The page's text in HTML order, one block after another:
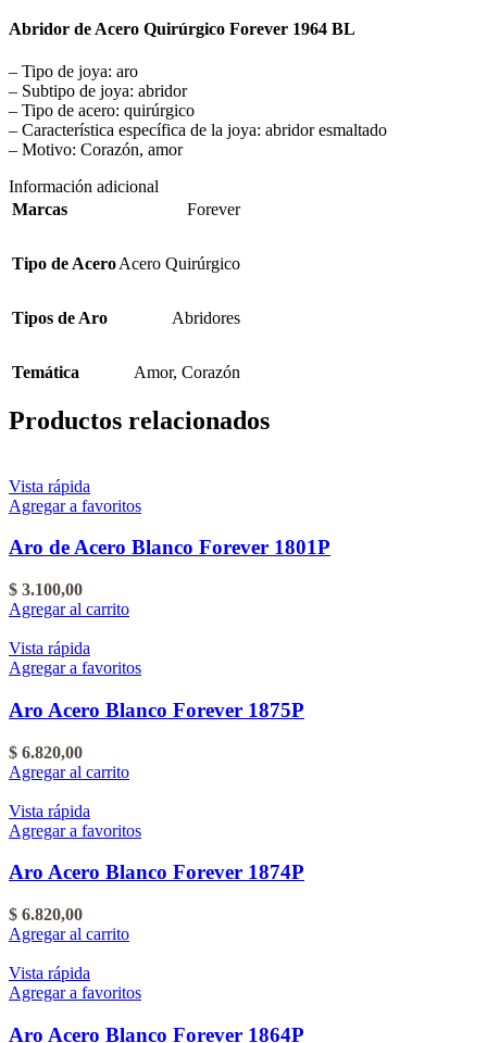
Abridor de Acero Quirúrgico Forever 1964 BL
– Tipo de joya: aro
– Subtipo de joya: abridor
– Tipo de acero: quirúrgico
– Característica específica de la joya: abridor esmaltado
– Motivo: Corazón, amor
Información adicional
Marcas
Forever
Tipo de AceroAcero Quirúrgico
Tipos de Aro Abridores
Temática Amor, Corazón
Productos relacionados
Vista rápida
Agregar a favoritos
Aro de Acero Blanco Forever 1801P
$ 3.100,00
Agregar al carrito
Vista rápida
Agregar a favoritos
Aro Acero Blanco Forever 1875P
$ 6.820,00
Agregar al carrito
Vista rápida
Agregar a favoritos
Aro Acero Blanco Forever 1874P
$ 6.820,00
Agregar al carrito
Vista rápida
Agregar a favoritos
Aro Acero Blanco Forever 1864P